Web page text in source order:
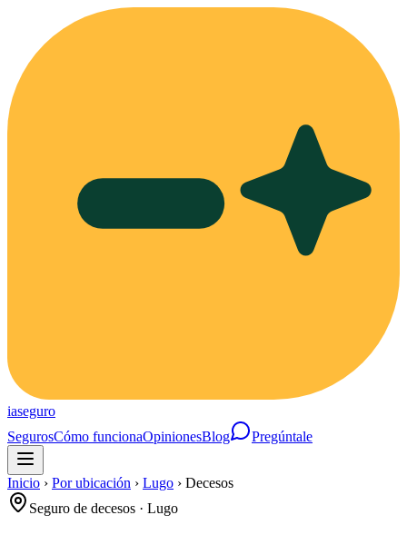
iaseguro
SegurosCómo funcionaOpinionesBlog Pregúntale
Inicio › Por ubicación › Lugo › Decesos
Seguro de decesos · Lugo